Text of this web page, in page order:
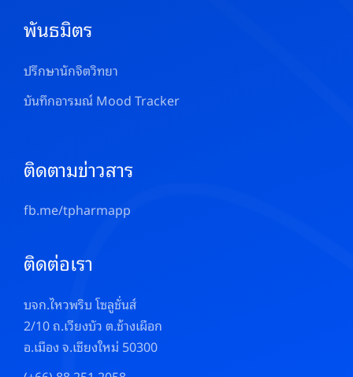
พันธมิตร
ปรึกษานักจิตวิทยา
บันทึกอารมณ์ Mood Tracker
ติดตามข่าวสาร
fb.me/tpharmapp
ติดต่อเรา
บจก.ไหวพริบ โซลูชั่นส์
2/10 ถ.เวียงบัว ต.ช้างเผือก
อ.เมือง จ.เชียงใหม่ 50300